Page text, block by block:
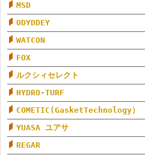
MSD
ODYDDEY
WATCON
FOX
ルクシィセレクト
HYDRO-TURF
COMETIC(GasketTechnology）
YUASA ユアサ
REGAR